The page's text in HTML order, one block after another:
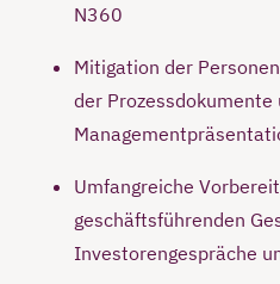
N360
Mitigation der
der Prozessdokumente
Umfangreiche
geschäftsführenden
Investorengespräche